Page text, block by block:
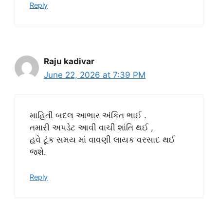
Reply
Raju kadivar
June 22, 2026 at 7:39 PM
માહિતી બદલ આભાર અંકિત ભાઈ .
તમારી અપડેટ આવી વાચી શાંતિ થઈ ,
હવે ટૂંક સમય માં વાવણી લાયક વરસાદ થઈ
જશે.
Reply